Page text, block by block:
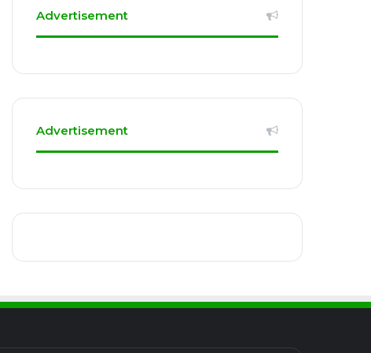
Advertisement
Advertisement